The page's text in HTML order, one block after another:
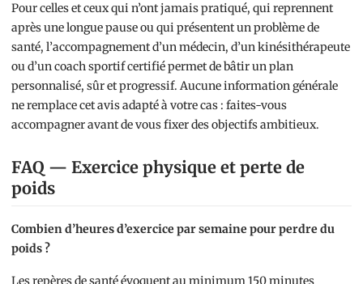
Pour celles et ceux qui n’ont jamais pratiqué, qui reprennent
après une longue pause ou qui présentent un problème de
santé, l’accompagnement d’un médecin, d’un kinésithérapeute
ou d’un coach sportif certifié permet de bâtir un plan
personnalisé, sûr et progressif. Aucune information générale
ne remplace cet avis adapté à votre cas : faites-vous
accompagner avant de vous fixer des objectifs ambitieux.
FAQ — Exercice physique et perte de
poids
Combien d’heures d’exercice par semaine pour perdre du
poids ?
Les repères de santé évoquent au minimum 150 minutes